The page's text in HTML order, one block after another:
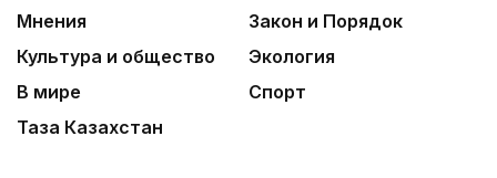
Мнения
Закон и Порядок
Культура и общество
Экология
В мире
Спорт
Таза Казахстан